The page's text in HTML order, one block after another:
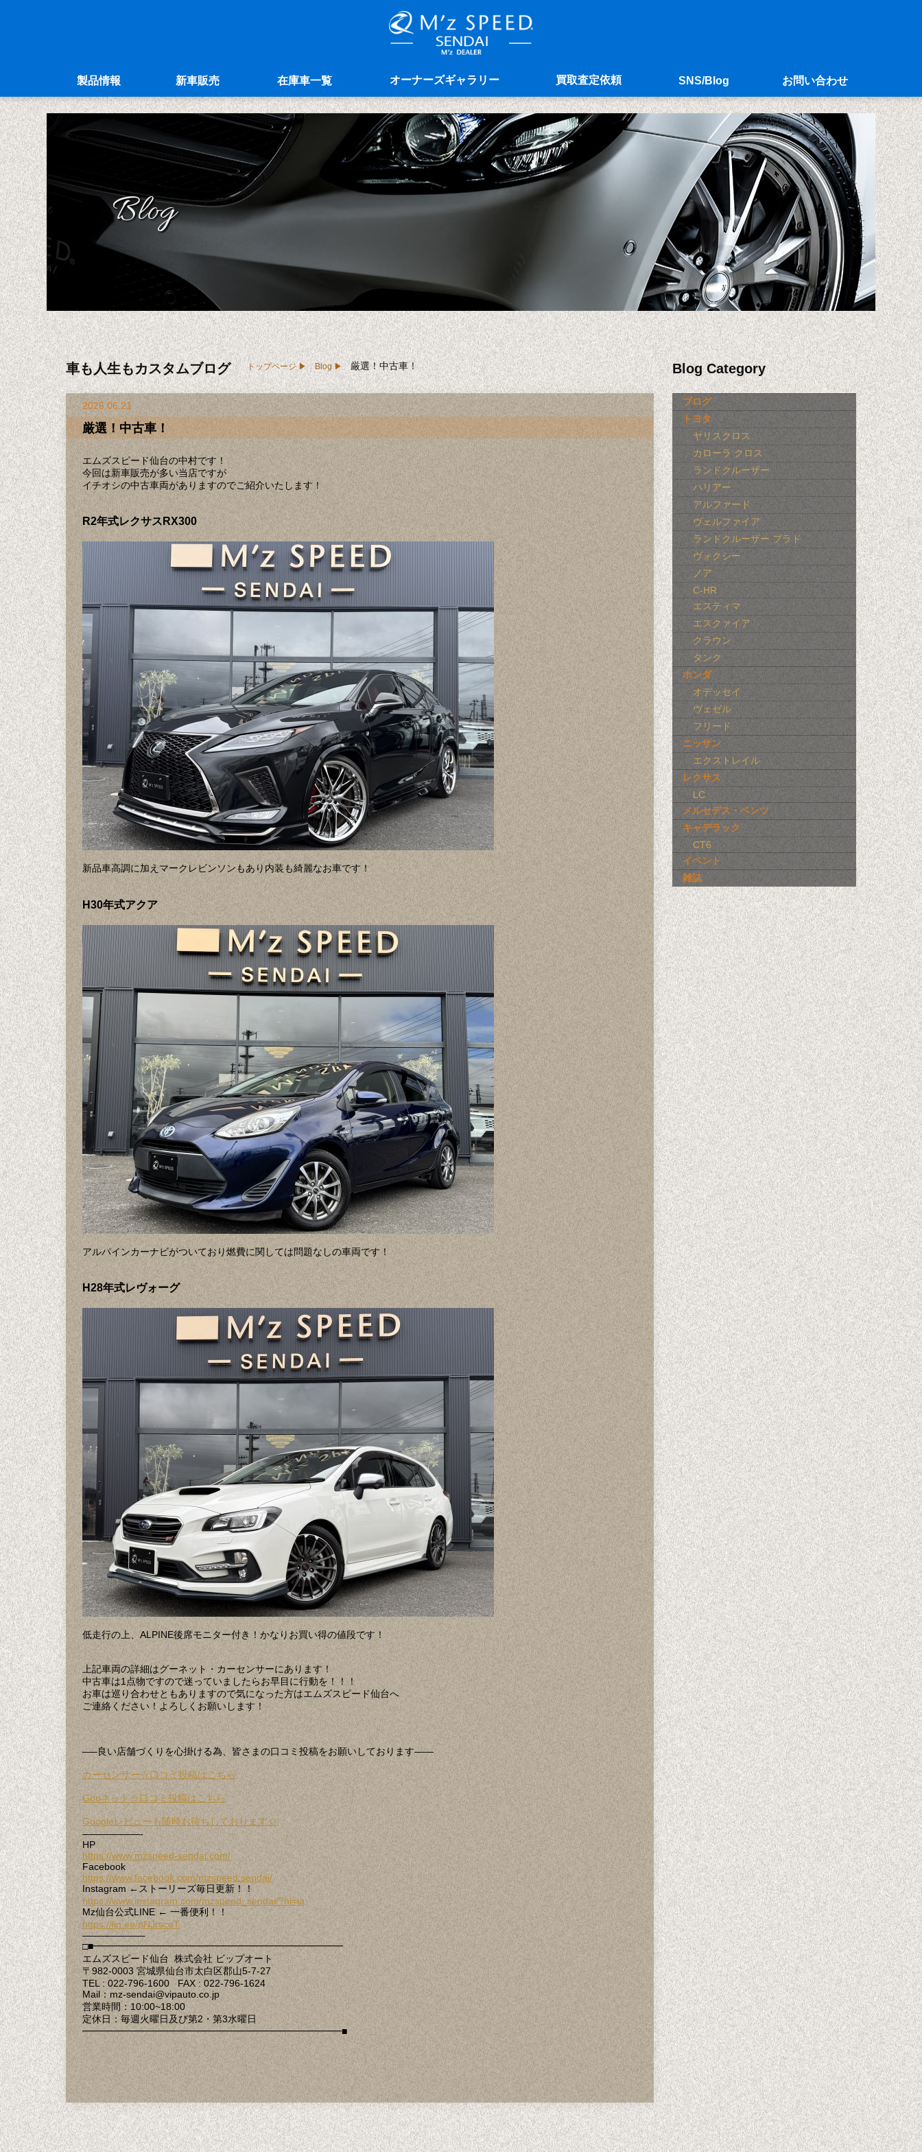
製品情報 新車販売 在庫車一覧 オーナーズギャラリー 買取査定依頼 SNS/Blog お問い合わせ
Blog
車も人生もカスタムブログ トップページ Blog 厳選！中古車！
2026.06.21
厳選！中古車！
エムズスピード仙台の中村です！
今回は新車販売が多い当店ですが
イチオシの中古車両がありますのでご紹介いたします！
R2年式レクサスRX300
新品車高調に加えマークレビンソンもあり内装も綺麗なお車です！
H30年式アクア
アルパインカーナビがついており燃費に関しては問題なしの車両です！
H28年式レヴォーグ
低走行の上、ALPINE後席モニター付き！かなりお買い得の値段です！
上記車両の詳細はグーネット・カーセンサーにあります！
中古車は1点物ですので迷っていましたらお早目に行動を！！！
お車は巡り合わせともありますので気になった方はエムズスピード仙台へ
ご連絡ください！よろしくお願いします！
—–良い店舗づくりを心掛ける為、皆さまの口コミ投稿をお願いしております——
カーセンサー☆口コミ投稿はこちら
Gooネット☆口コミ投稿はこちら
Googleレビューも随時お待ちしております☆
——————-
HP
https://www.mzspeed-sendai.com/
Facebook
https://www.facebook.com/mzspeed.sendai/
Instagram ←ストーリーズ毎日更新！！
https://www.instagram.com/mzspeed_sendai/?hl=ja
Mz仙台公式LINE ← 一番便利！！
https://lin.ee/pNJrsceT
——————–
□■━━━━━━━━━━━━━━━━━━━━━━━━━━
エムズスピード仙台 株式会社 ビップオート
〒982-0003 宮城県仙台市太白区郡山5-7-27
TEL : 022-796-1600 FAX : 022-796-1624
Mail：mz-sendai@vipauto.co.jp
営業時間：10:00~18:00
定休日：毎週火曜日及び第2・第3水曜日
━━━━━━━━━━━━━━━━━━━━━━━━━━━■
Blog Category
ブログ
トヨタ
ヤリスクロス
カローラ クロス
ランドクルーザー
ハリアー
アルファード
ヴェルファイア
ランドクルーザー プラド
ヴォクシー
ノア
C-HR
エスティマ
エスクァイア
クラウン
タンク
ホンダ
オデッセイ
ヴェゼル
フリード
ニッサン
エクストレイル
レクサス
LC
メルセデス・ベンツ
キャデラック
CT6
イベント
雑誌